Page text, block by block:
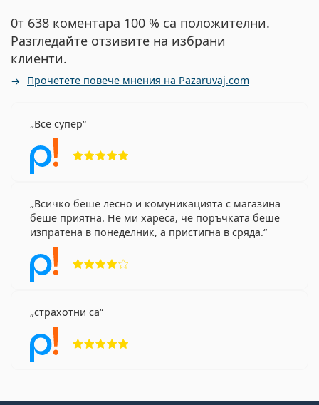
0т 638 коментара 100 % са положителни.
Разгледайте отзивите на избрани
клиенти.
Прочетете повече мнения на Pazaruvaj.com
Все супер
Всичко беше лесно и комуникацията с магазина
беше приятна. Не ми хареса, че поръчката беше
изпратена в понеделник, а пристигна в сряда.
страхотни са